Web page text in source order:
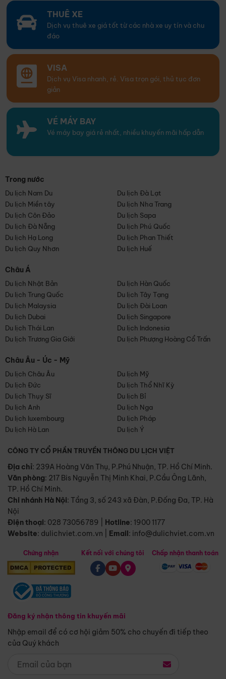
THUÊ XE
Dịch vụ thuê xe giá tốt từ các nhà xe uy tín và chu
đáo
VISA
Dịch vụ Visa nhanh, rẻ. Visa trọn gói, thủ tục đơn
giản
VÉ MÁY BAY
Vé máy bay giá rẻ nhất, nhiều khuyến mãi hấp dẫn
Trong nước
Du lịch Nam Du
Du lịch Đà Lạt
Du lịch Miền tây
Du lịch Nha Trang
Du lịch Côn Đảo
Du lịch Sapa
Du lịch Đà Nẵng
Du lịch Phú Quốc
Du lịch Hạ Long
Du lịch Phan Thiết
Du lịch Quy Nhơn
Du lịch Huế
Châu Á
Du lịch Nhật Bản
Du lịch Hàn Quốc
Du lịch Trung Quốc
Du lịch Tây Tạng
Du lịch Malaysia
Du lịch Đài Loan
Du lịch Dubai
Du lịch Singapore
Du lịch Thái Lan
Du lịch Indonesia
Du lịch Trương Gia Giới
Du lịch Phượng Hoàng Cổ Trấn
Châu Âu - Úc - Mỹ
Du lịch Châu Âu
Du lịch Mỹ
Du lịch Đức
Du lịch Thổ Nhĩ Kỳ
Du lịch Thụy Sĩ
Du lịch Bỉ
Du lịch Anh
Du lịch Nga
Du lịch luxembourg
Du lịch Pháp
Du lịch Hà Lan
Du lịch Ý
CÔNG TY CỔ PHẦN TRUYỀN THÔNG DU LỊCH VIỆT
Địa chỉ: 239A Hoàng Văn Thụ, P.Phú Nhuận, TP. Hồ Chí Minh.
Văn phòng: 217 Bis Nguyễn Thị Minh Khai, P.Cầu Ông Lãnh,
TP. Hồ Chí Minh.
Chi nhánh Hà Nội: Tầng 3, số 243 xã Đàn, P.Đống Đa, TP. Hà
Nội
Điện thoại: 028 73056789 Hotline: 1900 1177
Website: dulichviet.com.vn Email: info@dulichviet.com.vn
Chứng nhận
Đăng ký nhận thông tin khuyến mãi
Nhập email để có cơ hội giảm 50% cho chuyến đi tiếp theo
của Quý khách
Kết nối với chúng tôi Chấp nhận thanh toán